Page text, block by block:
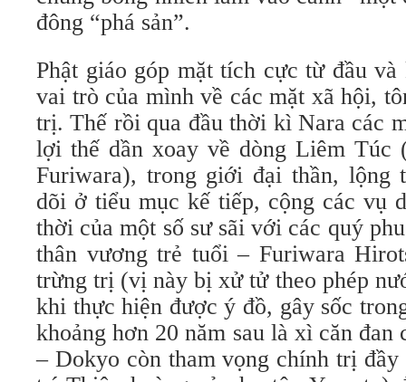
đông “phá sản”.
Phật giáo góp mặt tích cực từ đầu
vai trò của mình về các mặt xã hội,
trị. Thế rồi qua đầu thời kì Nara các
lợi thế dần xoay về dòng Liêm Túc
Furiwara), trong giới đại thần, lộng
dõi ở tiểu mục kế tiếp, cộng các vụ
thời của một số sư sãi với các quý
thân vương trẻ tuổi – Furiwara
trừng trị (vị này bị xử tử theo phép
khi thực hiện được ý đồ, gây sốc
khoảng hơn 20 năm sau là xì căn
– Dokyo còn tham vọng chính trị